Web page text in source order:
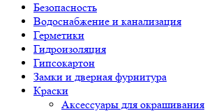
Безопасность
Водоснабжение и канализация
Герметики
Гидроизоляция
Гипсокартон
Замки и дверная фурнитура
Краски
Аксессуары для окрашивания